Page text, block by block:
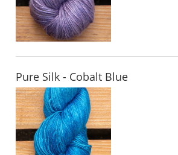
Pure Silk - Cobalt Blue